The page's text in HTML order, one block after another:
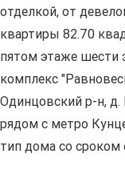
отделкой, от
квартиры 82.70
пятом этаже шести
комплекс
Одинцовский р-н,
рядом с метро
тип дома со сроком